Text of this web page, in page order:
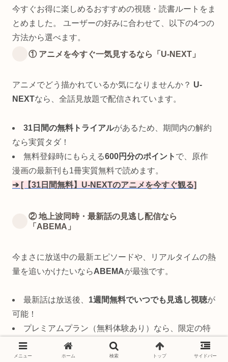
今すぐお得に楽しめるおすすめの視聴・読書ルートをま
とめました。 ユーザーの好みに合わせて、以下の4つの
方法から選べます。
① アニメを今すぐ一気見するなら「U-NEXT」
アニメでどう描かれているか気になりませんか？ U-
NEXTなら、全話見放題で配信されています。
31日間の無料トライアルがあるため、期間内の解約
なら実質タダ！
無料登録時にもらえる600円分のポイント で、原作
漫画の最新刊も1冊実質無料で読めます。
➔ [【31日間無料】U-NEXTのアニメを今すぐ観る]
② 地上波同時・最新話の見逃し配信なら
「ABEMA」
今まさに放送中の最新エピソードや、リアルタイムの熱
量を追いかけたいならABEMAが最強です。
最新話は放送後、 1週間無料でいつでも見逃し視聴が
可能！
プレミアムプラン（無料体験あり）なら、限定の特
典映像や過去の神回もすべて広告なしで見放題になりま
す。
メニュー ホーム 検索 トップ サイドバー